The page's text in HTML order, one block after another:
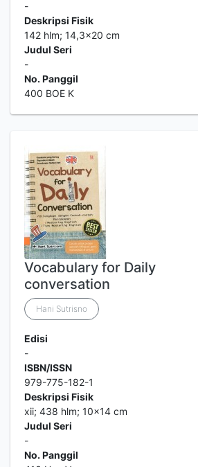
-
Deskripsi Fisik
142 hlm; 14,3x20 cm
Judul Seri
-
No. Panggil
400 BOE K
Vocabulary for Daily
conversation
Hani Sutrisno
Edisi
-
ISBN/ISSN
979-775-182-1
Deskripsi Fisik
xii; 438 hlm; 10x14 cm
Judul Seri
-
No. Panggil